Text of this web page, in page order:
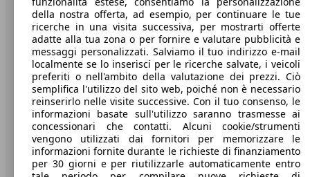
A proposito di AutoScout24
Stampa
Media
Condizioni generali
Informazioni
Privacy
Dichiarazione di Accessibilità
della nostra offerta, ad esempio, per continuare le tue
ricerche in una visita successiva, per mostrarti offerte
adatte alla tua zona o per fornire e valutare pubblicità e
messaggi personalizzati. Salviamo il tuo indirizzo e-mail
localmente se lo inserisci per le ricerche salvate, i veicoli
preferiti o nell'ambito della valutazione dei prezzi. Ciò
semplifica l'utilizzo del sito web, poiché non è necessario
reinserirlo nelle visite successive. Con il tuo consenso, le
informazioni basate sull'utilizzo saranno trasmesse ai
concessionari che contatti. Alcuni cookie/strumenti
vengono utilizzati dai fornitori per memorizzare le
informazioni fornite durante le richieste di finanziamento
per 30 giorni e per riutilizzarle automaticamente entro